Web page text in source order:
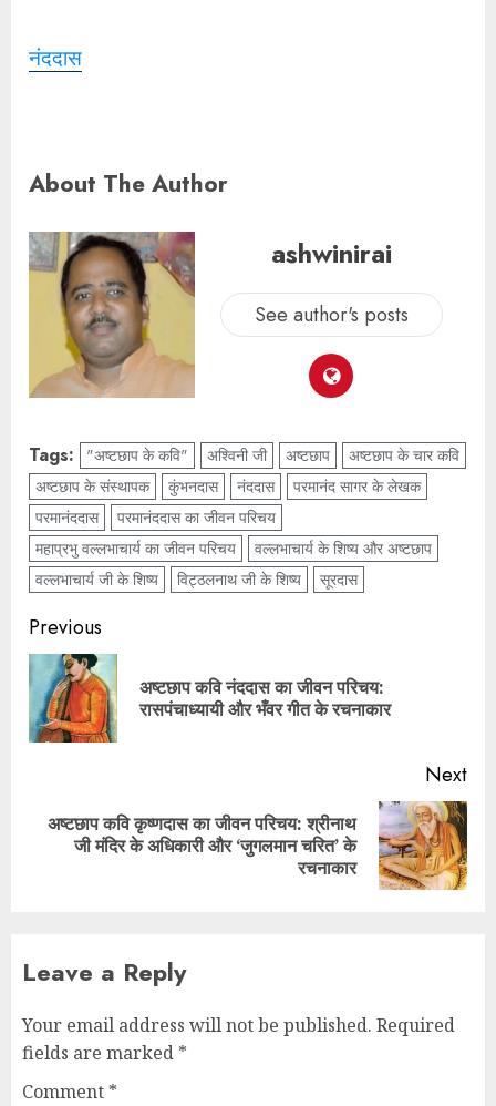
नंददास
About The Author
ashwinirai
See author's posts
Tags: "अष्टछाप के कवि" अश्विनी जी अष्टछाप
अष्टछाप के चार कवि
अष्टछाप के संस्थापक
कुंभनदास नंददास
परमानंद सागर के लेखक
परमानंददास
परमानंददास का जीवन परिचय
महाप्रभु वल्लभाचार्य का जीवन परिचय
वल्लभाचार्य के शिष्य और अष्टछाप
वल्लभाचार्य जी के शिष्य
विट्ठलनाथ जी के शिष्य सूरदास
Previous
अष्टछाप कवि नंददास का जीवन परिचय:
रासपंचाध्यायी और भँवर गीत के रचनाकार
Next
अष्टछाप कवि कृष्णदास का जीवन परिचय: श्रीनाथ
जी मंदिर के अधिकारी और ‘जुगलमान चरित’ के
रचनाकार
Leave a Reply
Your email address will not be published. Required
fields are marked *
Comment *